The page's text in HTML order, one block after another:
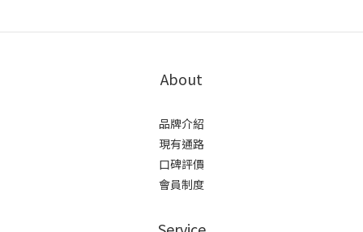
About
品牌介紹
現有通路
口碑評價
會員制度